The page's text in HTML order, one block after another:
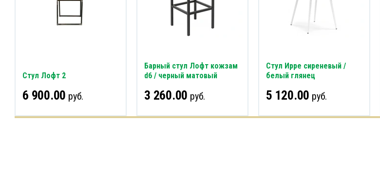
Стул Лофт 2
6 900.00 руб.
Барный стул Лофт кожзам
d6 / черный матовый
3 260.00 руб.
Стул Ирре сиреневый /
белый глянец
5 120.00 руб.